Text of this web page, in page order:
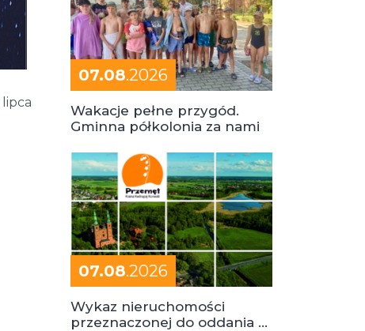
07.08.2026
Wakacje pełne przygód.
Gminna półkolonia za nami
07.08.2026
Wykaz nieruchomości
przeznaczonej do oddania w